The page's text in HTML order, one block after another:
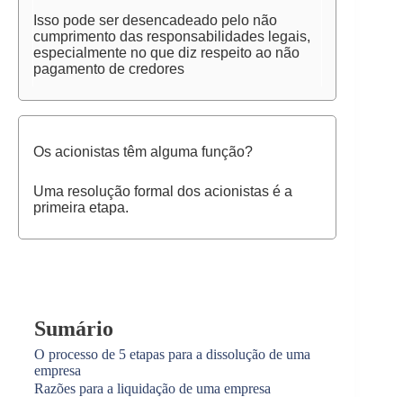
Isso pode ser desencadeado pelo não
cumprimento das responsabilidades legais,
especialmente no que diz respeito ao não
pagamento de credores
Os acionistas têm alguma função?
Uma resolução formal dos acionistas é a
primeira etapa.
Sumário
O processo de 5 etapas para a dissolução de uma
empresa
Razões para a liquidação de uma empresa